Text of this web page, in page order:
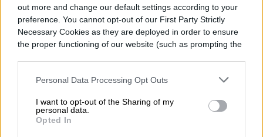
out more and change our default settings according to your
preference. You cannot opt-out of our First Party Strictly
Necessary Cookies as they are deployed in order to ensure
the proper functioning of our website (such as prompting the
Personal Data Processing Opt Outs
I want to opt-out of the Sharing of my
personal data.
Opted In
Topics
COMPUTACIÓN